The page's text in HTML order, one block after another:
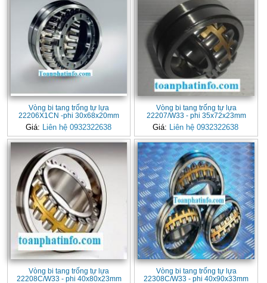
Vòng bi tang trống tự lựa
22206X1CN -phi 30x68x20mm
Giá: Liên hệ 0932322638
Vòng bi tang trống tự lựa
22207/W33 - phi 35x72x23mm
Giá: Liên hệ 0932322638
Vòng bi tang trống tự lựa
22208C/W33 - phi 40x80x23mm
Vòng bi tang trống tự lựa
22308C/W33 - phi 40x90x33mm